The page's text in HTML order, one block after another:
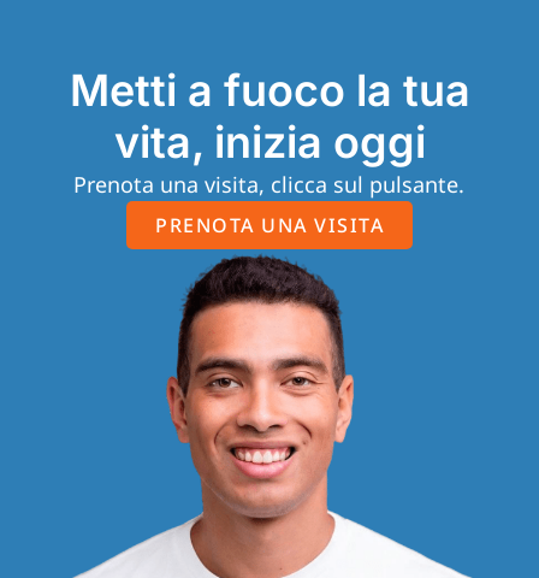
Metti a fuoco la tua
vita, inizia oggi
Prenota una visita, clicca sul pulsante.
PRENOTA UNA VISITA